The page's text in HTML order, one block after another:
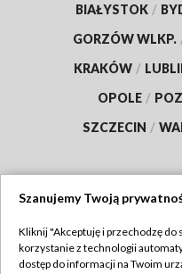
BIAŁYSTOK /
GORZÓW WLKP.
KRAKÓW /
OPOLE /
SZCZECIN /
Szanujemy Twoją
Kliknij "Akceptuję i przechodzę do
korzystanie z technologii
dostęp do informacji na Twoim